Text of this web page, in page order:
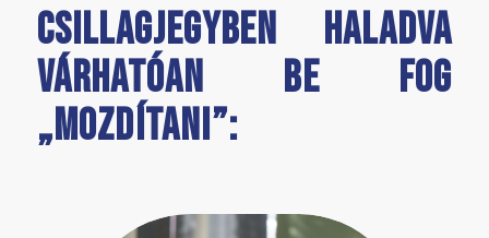
csillagjegyben haladva
várhatóan be fog
„mozdítani”: